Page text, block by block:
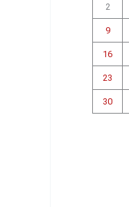
2
9
16
23
30